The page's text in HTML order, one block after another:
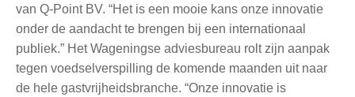
van Q-Point BV. “Het is een mooie kans onze innovatie
onder de aandacht te brengen bij een internationaal
publiek.” Het Wageningse adviesbureau rolt zijn aanpak
tegen voedselverspilling de komende maanden uit naar
de hele gastvrijheidsbranche. “Onze innovatie is